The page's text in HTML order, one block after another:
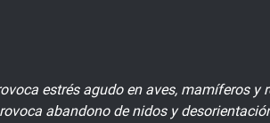
estrés agudo en aves, mamíferos y
abandono de nidos y